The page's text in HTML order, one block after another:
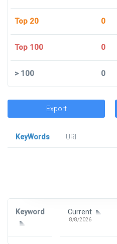
Top 20 0
Top 100 0
>100 0
Export
KeyWords
URl
Keyword Current
8/8/2026